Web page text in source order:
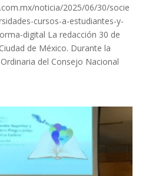
noticia/2025/06/30/socie
cursos-a-estudiantes-y-
digital La redacción 30 de
de México. Durante la
del Consejo Nacional